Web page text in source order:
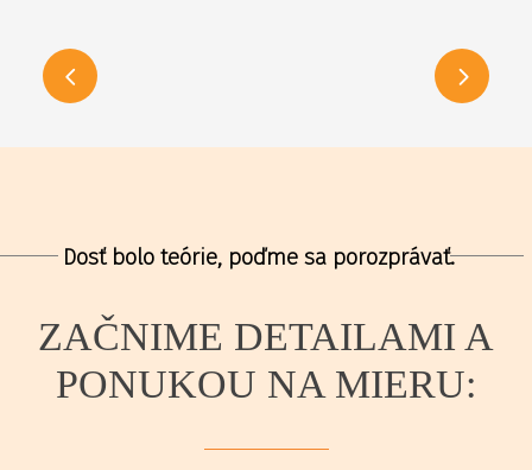
Dosť bolo teórie, poďme sa porozprávať.
ZAČNIME DETAILAMI A
PONUKOU NA MIERU: